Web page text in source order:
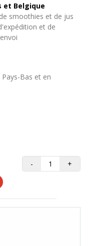
et Belgique
smoothies et de jus
et de
Pays-Bas et en
- +